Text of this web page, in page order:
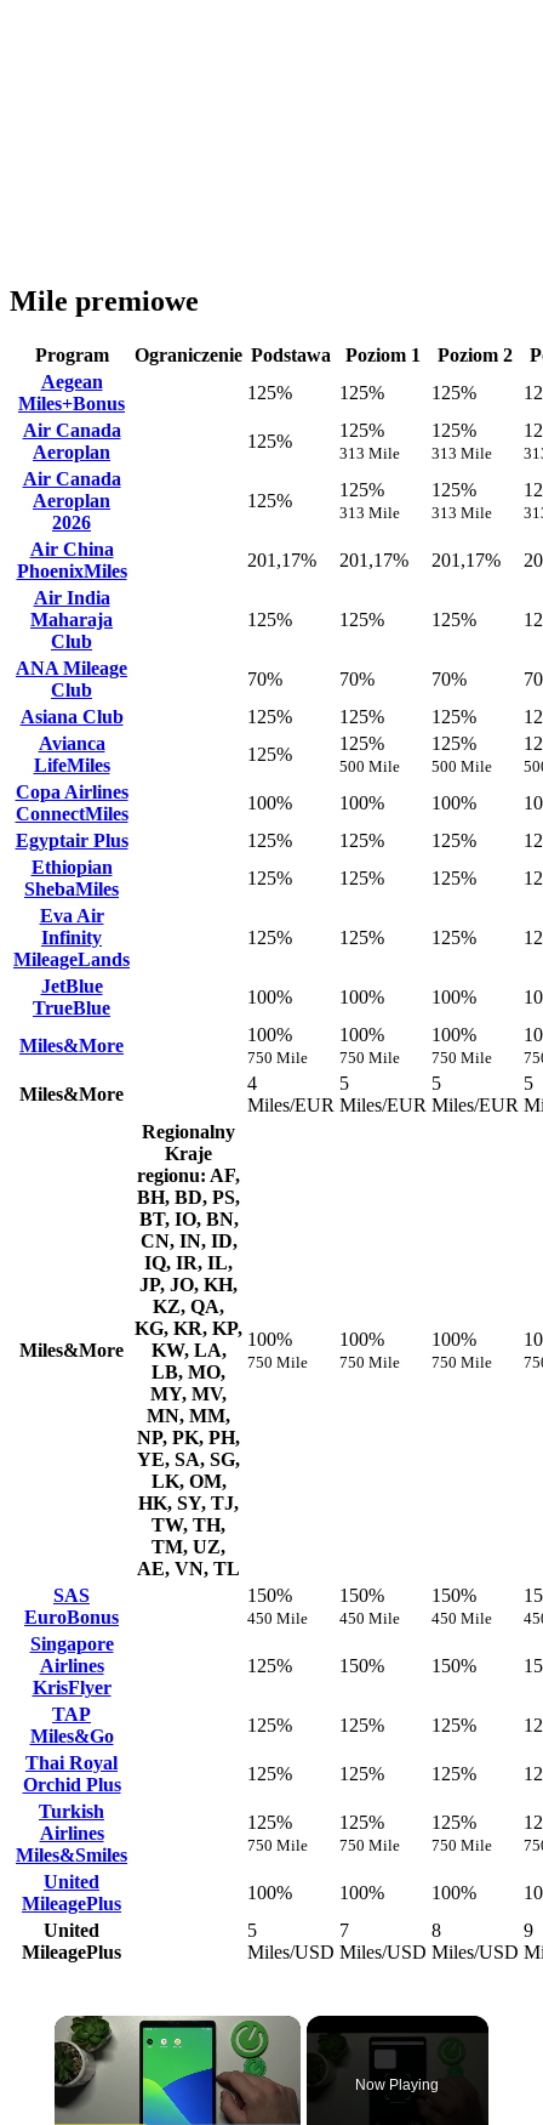
Mile premiowe
Program Ograniczenie Podstawa Poziom 1 Poziom 2
Aegean
Miles+Bonus
125% 125% 125%
Air Canada
Aeroplan
125%
125%
313 Mile
125%
313 Mile
Air Canada
Aeroplan
2026
125%
125%
313 Mile
125%
313 Mile
Air China
PhoenixMiles
201,17% 201,17% 201,17%
Air India
Maharaja
Club
125% 125% 125%
ANA Mileage
Club
70% 70% 70%
Asiana Club
125% 125% 125%
Avianca
LifeMiles
125%
125%
500 Mile
125%
500 Mile
Copa Airlines
ConnectMiles
100% 100% 100%
Egyptair Plus
125% 125% 125%
Ethiopian
ShebaMiles
125% 125% 125%
Eva Air
Infinity
MileageLands
125% 125% 125%
JetBlue
TrueBlue
100% 100% 100%
Miles&More
100%
750 Mile
100%
750 Mile
100%
750 Mile
Miles&More
4
Miles/EUR
5
Miles/EUR
5
Miles/EUR
5
Miles&More
Regionalny
Kraje
regionu: AF,
BH, BD, PS,
BT, IO, BN,
CN, IN, ID,
IQ, IR, IL,
JP, JO, KH,
KZ, QA,
KG, KR, KP,
KW, LA,
LB, MO,
MY, MV,
MN, MM,
NP, PK, PH,
YE, SA, SG,
LK, OM,
HK, SY, TJ,
TW, TH,
TM, UZ,
AE, VN, TL
100%
750 Mile
100%
750 Mile
100%
750 Mile
SAS
EuroBonus
150%
450 Mile
150%
450 Mile
150%
450 Mile
Singapore
Airlines
KrisFlyer
125% 150% 150%
TAP
Miles&Go
125% 125% 125%
Thai Royal
Orchid Plus
125% 125% 125%
Turkish
Airlines
Miles&Smiles
125%
750 Mile
125%
750 Mile
125%
750 Mile
United
MileagePlus
100% 100% 100%
United
MileagePlus
5
Miles/USD
7
Miles/USD
8
Miles/USD
9
Now Playing